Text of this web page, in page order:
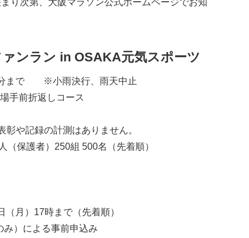
り次第、大阪マラソン公式ホームページでお知
ンラン in OSAKA元気スポーツ
まで ※小雨決行、雨天中止
手前折返しコース
や記録の計測はありません。
保護者）250組 500名（先着順）
月）17時まで（先着順）
）による事前申込み